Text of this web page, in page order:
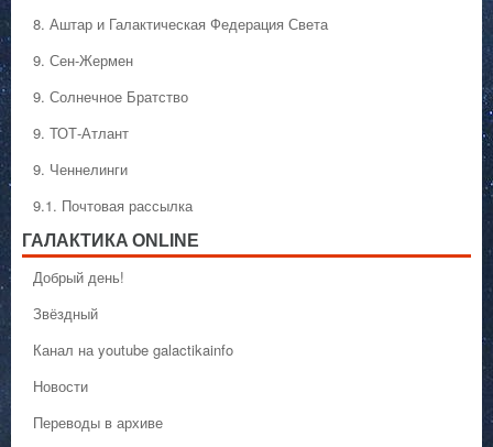
8. Аштар и Галактическая Федерация Света
9. Сен-Жермен
9. Солнечное Братство
9. ТОТ-Атлант
9. Ченнелинги
9.1. Почтовая рассылка
ГАЛАКТИКA ONLINE
Добрый день!
Звёздный
Канал на youtube galactikainfo
Новости
Переводы в архиве